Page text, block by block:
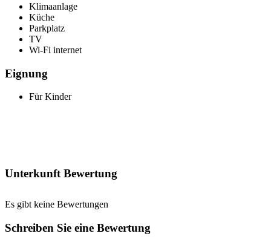
Klimaanlage
Küche
Parkplatz
TV
Wi-Fi internet
Eignung
Für Kinder
Unterkunft Bewertung
Es gibt keine Bewertungen
Schreiben Sie eine Bewertung